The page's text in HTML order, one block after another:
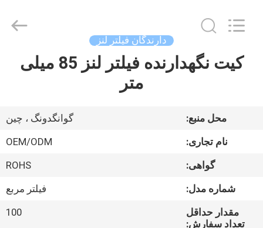
صفحه
محصولات
Technology
دارندگان فیلتر لنز
کیت نگهدارنده فیلتر لنز 85 میلی
متر
محل منبع:
گوانگدونگ ، چین
نام تجاری:
OEM/ODM
گواهی:
ROHS
شماره مدل:
فیلتر مربع
مقدار حداقل
تعداد سفارش:
100